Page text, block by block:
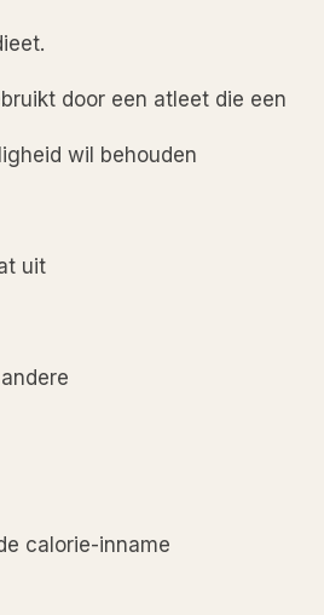
door een atleet die een
wil behouden
uit
calorie-inname